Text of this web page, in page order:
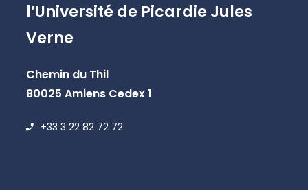
l’Université de Picardie Jules
Verne
Chemin du Thil
80025 Amiens Cedex 1
+33 3 22 82 72 72